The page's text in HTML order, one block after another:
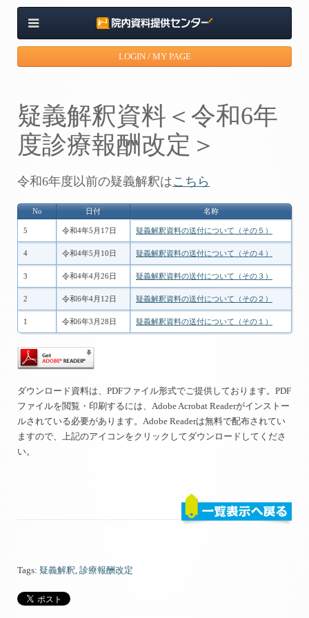
LOGIN / MY PAGE
疑義解釈資料＜令和6年
度診療報酬改定＞
令和6年度以前の疑義解釈はこちら
No 日付 名称
5 令和4年5月17日 疑義解釈資料の送付について（その５）
4 令和4年5月10日 疑義解釈資料の送付について（その４）
3 令和4年4月26日 疑義解釈資料の送付について（その３）
2 令和6年4月12日 疑義解釈資料の送付について（その２）
1 令和6年3月28日 疑義解釈資料の送付について（その１）
ダウンロード資料は、PDFファイル形式でご提供しております。PDF
ファイルを閲覧・印刷するには、Adobe Acrobat Readerがインストー
ルされている必要があります。Adobe Readerは無料で配布されてい
ますので、上記のアイコンをクリックしてダウンロードしてくださ
い。
Tags: 疑義解釈, 診療報酬改定